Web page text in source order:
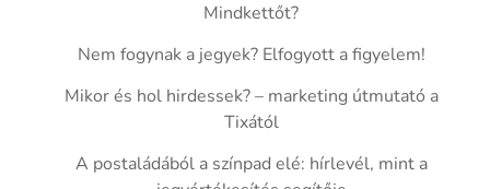
Mindkettőt?
Nem fogynak a jegyek? Elfogyott a figyelem!
Mikor és hol hirdessek? – marketing útmutató a
Tixától
A postaládából a színpad elé: hírlevél, mint a